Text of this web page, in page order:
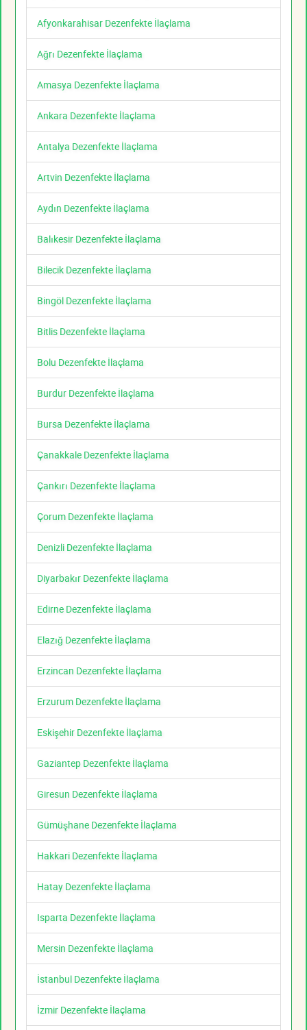
Afyonkarahisar Dezenfekte İlaçlama
Ağrı Dezenfekte İlaçlama
Amasya Dezenfekte İlaçlama
Ankara Dezenfekte İlaçlama
Antalya Dezenfekte İlaçlama
Artvin Dezenfekte İlaçlama
Aydın Dezenfekte İlaçlama
Balıkesir Dezenfekte İlaçlama
Bilecik Dezenfekte İlaçlama
Bingöl Dezenfekte İlaçlama
Bitlis Dezenfekte İlaçlama
Bolu Dezenfekte İlaçlama
Burdur Dezenfekte İlaçlama
Bursa Dezenfekte İlaçlama
Çanakkale Dezenfekte İlaçlama
Çankırı Dezenfekte İlaçlama
Çorum Dezenfekte İlaçlama
Denizli Dezenfekte İlaçlama
Diyarbakır Dezenfekte İlaçlama
Edirne Dezenfekte İlaçlama
Elazığ Dezenfekte İlaçlama
Erzincan Dezenfekte İlaçlama
Erzurum Dezenfekte İlaçlama
Eskişehir Dezenfekte İlaçlama
Gaziantep Dezenfekte İlaçlama
Giresun Dezenfekte İlaçlama
Gümüşhane Dezenfekte İlaçlama
Hakkari Dezenfekte İlaçlama
Hatay Dezenfekte İlaçlama
Isparta Dezenfekte İlaçlama
Mersin Dezenfekte İlaçlama
İstanbul Dezenfekte İlaçlama
İzmir Dezenfekte İlaçlama